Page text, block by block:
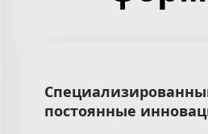
постоянные